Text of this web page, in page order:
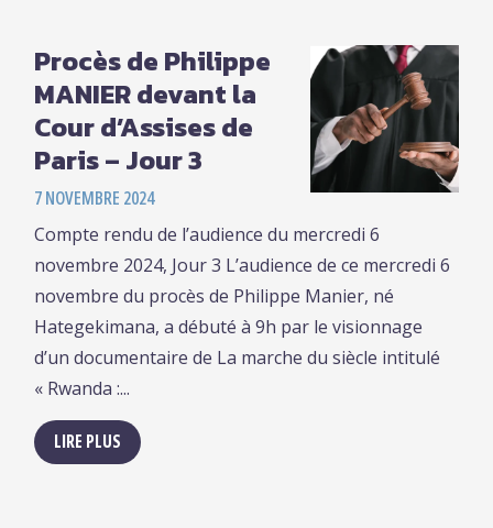
Procès de Philippe
MANIER devant la
Cour d’Assises de
Paris – Jour 3
7 NOVEMBRE 2024
Compte rendu de l’audience du mercredi 6
novembre 2024, Jour 3 L’audience de ce mercredi 6
novembre du procès de Philippe Manier, né
Hategekimana, a débuté à 9h par le visionnage
d’un documentaire de La marche du siècle intitulé
« Rwanda :...
LIRE PLUS